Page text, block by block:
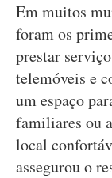
Em muitos
foram os
prestar
telemóveis e
um espaço
familiares ou
local
assegurou o